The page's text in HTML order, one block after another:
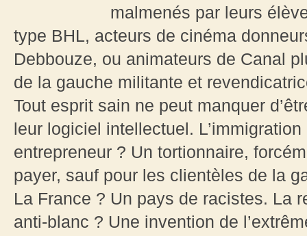
malmenés par leurs
type BHL, acteurs de cinéma
Debbouze, ou animateurs de Canal
de la gauche militante et
Tout esprit sain ne peut manquer
leur logiciel intellectuel.
entrepreneur ? Un tortionnaire,
payer, sauf pour les clientèles de la
La France ? Un pays de racistes. La
anti-blanc ? Une invention de